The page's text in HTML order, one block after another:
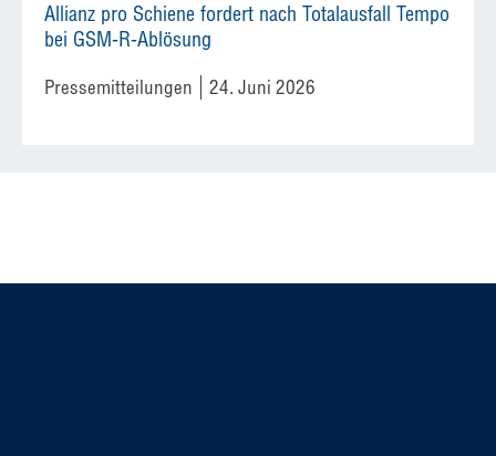
Allianz pro Schiene fordert nach Totalausfall Tempo
bei GSM-R-Ablösung
Pressemitteilungen 24. Juni 2026